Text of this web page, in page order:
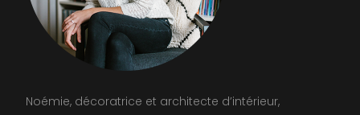
Noémie, décoratrice et architecte d’intérieur,